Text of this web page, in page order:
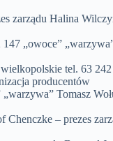
zarządu Halina
„owoce”
tel. 63 242
producentów
Tomasz
– prezes